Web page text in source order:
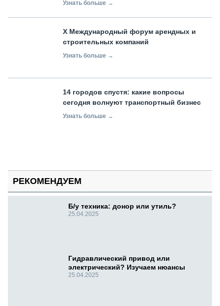
Узнать больше →
X Международный форум арендных и
строительных компаний
Узнать больше →
14 городов спустя: какие вопросы
сегодня волнуют транспортный бизнес
Узнать больше →
РЕКОМЕНДУЕМ
Б/у техника: донор или утиль?
25.04.2025
Гидравлический привод или
электрический? Изучаем нюансы
25.04.2025